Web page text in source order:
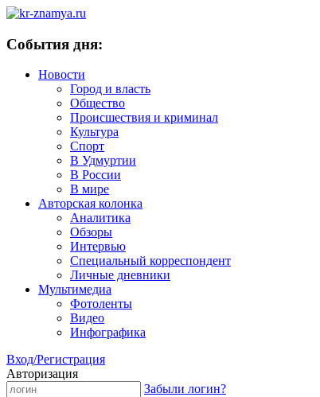
События дня:
Новости
Город и власть
Общество
Происшествия и криминал
Культура
Спорт
В Удмуртии
В России
В мире
Авторская колонка
Аналитика
Обзоры
Интервью
Специальный корреспондент
Личные дневники
Мультимедиа
Фотоленты
Видео
Инфографика
Вход/Регистрация
Авторизация
Забыли логин?